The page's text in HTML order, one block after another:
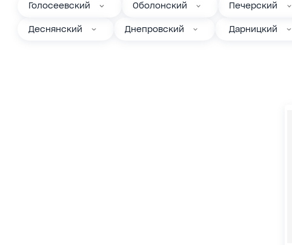
Голосеевский Оболонский Печерский
Деснянский Днепровский Дарницкий